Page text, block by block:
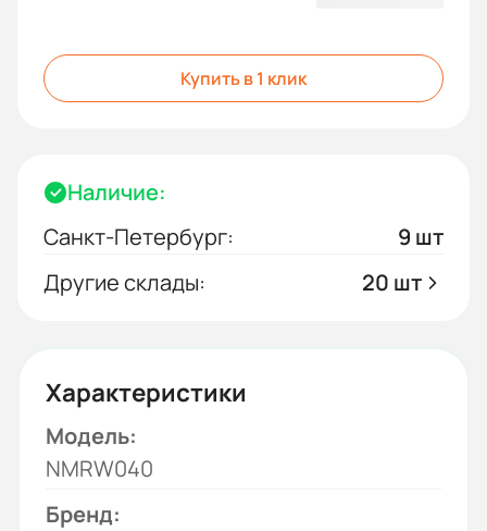
Купить в 1 клик
Наличие:
Санкт-Петербург:
9 шт
Другие склады:
20 шт
Характеристики
Модель:
NMRW040
Бренд: